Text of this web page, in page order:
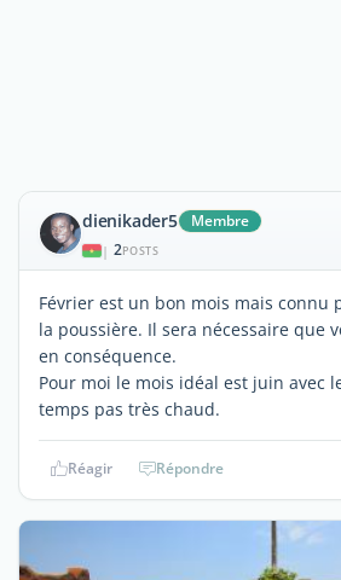
dienikader5 Membre
| 2POSTS
Février est un bon mois mais connu
la poussière. Il sera nécessaire que
en conséquence.
Pour moi le mois idéal est juin avec
temps pas très chaud.
Réagir Répondre